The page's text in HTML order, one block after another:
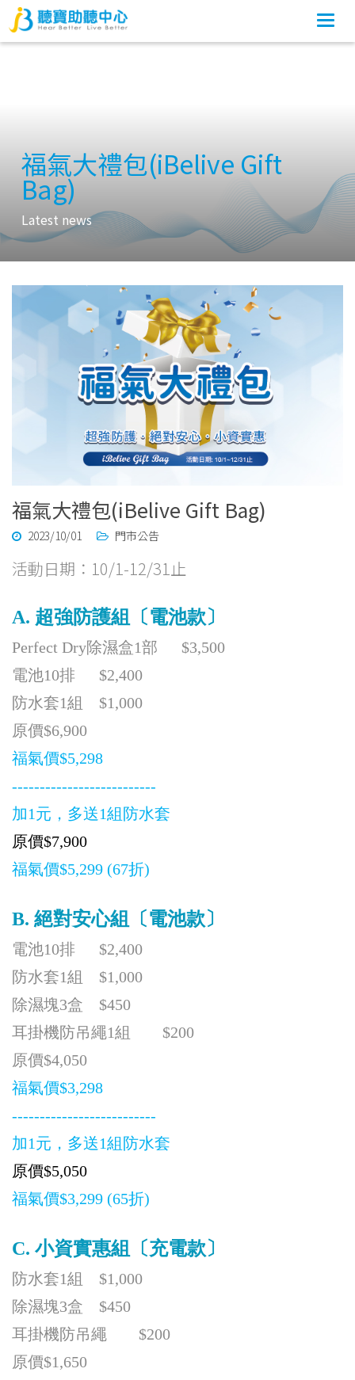
福氣大禮包(iBelive Gift
Bag)
Latest news
福氣大禮包(iBelive Gift Bag)
2023/10/01 門市公告
活動日期：10/1-12/31止
A. 超強防護組〔電池款〕
Perfect Dry除濕盒1部 $3,500
電池10排 $2,400
防水套1組 $1,000
原價$6,900
福氣價$5,298
--------------------------
加1元，多送1組防水套
原價$7,900
福氣價$5,299 (67折)
B. 絕對安心組〔電池款〕
電池10排 $2,400
防水套1組 $1,000
除濕塊3盒 $450
耳掛機防吊繩1組 $200
原價$4,050
福氣價$3,298
--------------------------
加1元，多送1組防水套
原價$5,050
福氣價$3,299 (65折)
C. 小資實惠組〔充電款〕
防水套1組 $1,000
除濕塊3盒 $450
耳掛機防吊繩 $200
原價$1,650